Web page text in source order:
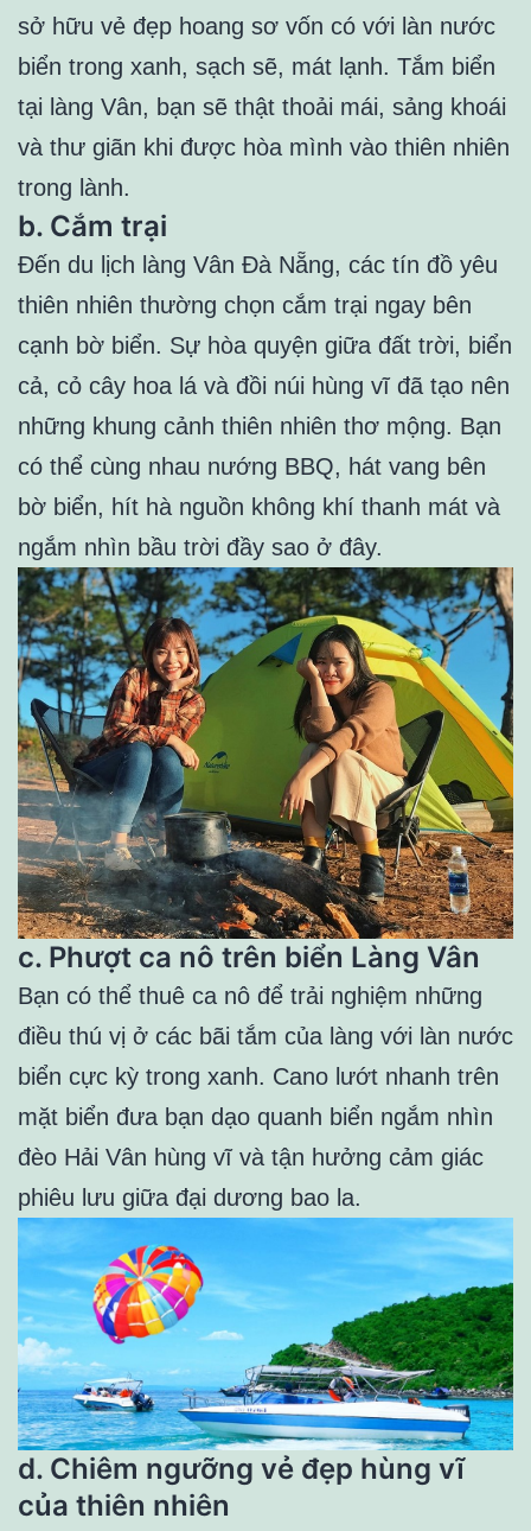
sở hữu vẻ đẹp hoang sơ vốn có với làn nước
biển trong xanh, sạch sẽ, mát lạnh. Tắm biển
tại làng Vân, bạn sẽ thật thoải mái, sảng khoái
và thư giãn khi được hòa mình vào thiên nhiên
trong lành.
b. Cắm trại
Đến du lịch làng Vân Đà Nẵng, các tín đồ yêu
thiên nhiên thường chọn cắm trại ngay bên
cạnh bờ biển. Sự hòa quyện giữa đất trời, biển
cả, cỏ cây hoa lá và đồi núi hùng vĩ đã tạo nên
những khung cảnh thiên nhiên thơ mộng. Bạn
có thể cùng nhau nướng BBQ, hát vang bên
bờ biển, hít hà nguồn không khí thanh mát và
ngắm nhìn bầu trời đầy sao ở đây.
c. Phượt ca nô trên biển Làng Vân
Bạn có thể thuê ca nô để trải nghiệm những
điều thú vị ở các bãi tắm của làng với làn nước
biển cực kỳ trong xanh. Cano lướt nhanh trên
mặt biển đưa bạn dạo quanh biển ngắm nhìn
đèo Hải Vân hùng vĩ và tận hưởng cảm giác
phiêu lưu giữa đại dương bao la.
d. Chiêm ngưỡng vẻ đẹp hùng vĩ
của thiên nhiên